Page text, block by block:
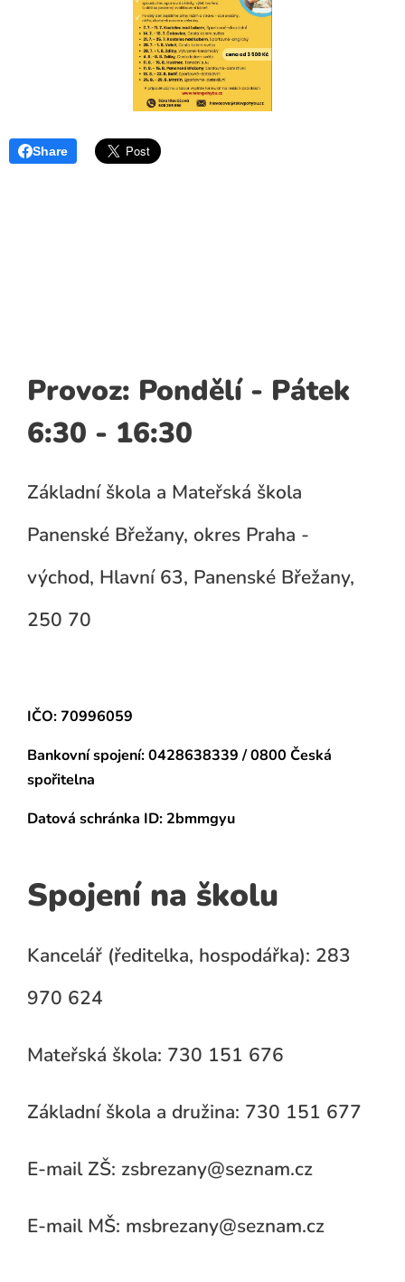
Share
Provoz: Pondělí - Pátek
6:30 - 16:30
Základní škola a Mateřská škola
Panenské Břežany, okres Praha -
východ, Hlavní 63, Panenské Břežany,
250 70
IČO: 70996059
Bankovní spojení:0428638339 / 0800 Česká
spořitelna
Datová schránka ID: 2bmmgyu
Spojení na školu
Kancelář (ředitelka, hospodářka): 283
970 624
Mateřská škola: 730 151 676
Základní škola a družina: 730 151 677
E-mail ZŠ: zsbrezany@seznam.cz
E-mail MŠ: msbrezany@seznam.cz